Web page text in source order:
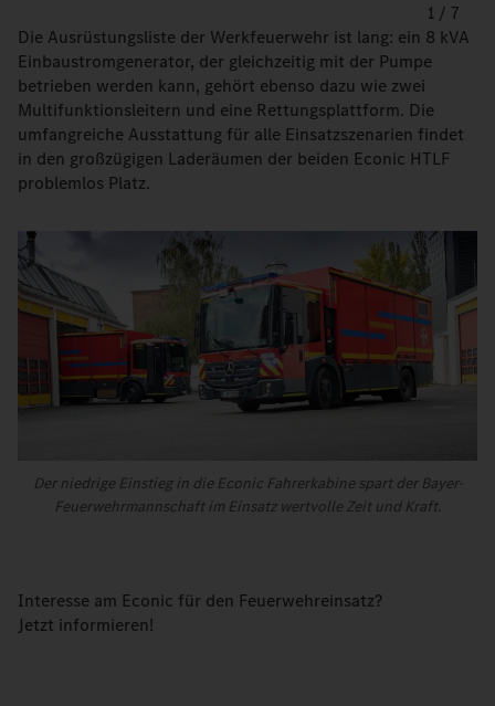
1 / 7
Die Ausrüstungsliste der Werkfeuerwehr ist lang: ein 8 kVA
Einbaustromgenerator, der gleichzeitig mit der Pumpe
betrieben werden kann, gehört ebenso dazu wie zwei
Multifunktionsleitern und eine Rettungsplattform. Die
umfangreiche Ausstattung für alle Einsatzszenarien findet
in den großzügigen Laderäumen der beiden Econic HTLF
problemlos Platz.
Der niedrige Einstieg in die Econic Fahrerkabine spart der Bayer-
Feuerwehrmannschaft im Einsatz wertvolle Zeit und Kraft.
Interesse am Econic für den Feuerwehreinsatz?
Jetzt informieren!